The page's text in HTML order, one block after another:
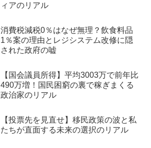
ィアのリアル
消費税減税0％はなぜ無理？飲食料品
1％案の理由とレジシステム改修に隠
された政府の嘘
【国会議員所得】平均3003万で前年比
490万増！国民困窮の裏で稼ぎまくる
政治家のリアル
【投票先を見直せ】移民政策の波と私
たちが直面する未来の選択のリアル